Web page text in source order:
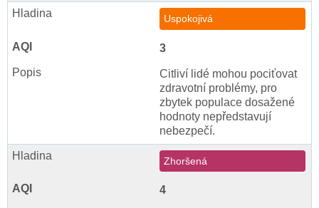
Uspokojivá
3
Citliví lidé mohou pociťovat
zdravotní problémy, pro
zbytek populace dosažené
hodnoty nepředstavují
nebezpečí.
Zhoršená
4